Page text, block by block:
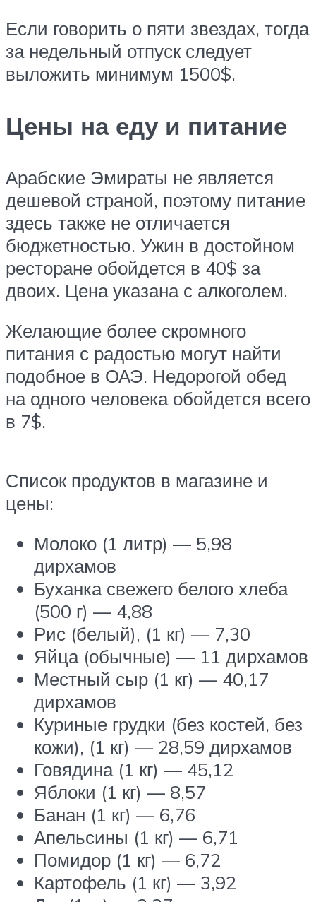
Если говорить о пяти звездах, тогда
за недельный отпуск следует
выложить минимум 1500$.
Цены на еду и питание
Арабские Эмираты не является
дешевой страной, поэтому питание
здесь также не отличается
бюджетностью. Ужин в достойном
ресторане обойдется в 40$ за
двоих. Цена указана с алкоголем.
Желающие более скромного
питания с радостью могут найти
подобное в ОАЭ. Недорогой обед
на одного человека обойдется всего
в 7$.
Список продуктов в магазине и
цены:
Молоко (1 литр) — 5,98
дирхамов
Буханка свежего белого хлеба
(500 г) — 4,88
Рис (белый), (1 кг) — 7,30
Яйца (обычные) — 11 дирхамов
Местный сыр (1 кг) — 40,17
дирхамов
Куриные грудки (без костей, без
кожи), (1 кг) — 28,59 дирхамов
Говядина (1 кг) — 45,12
Яблоки (1 кг) — 8,57
Банан (1 кг) — 6,76
Апельсины (1 кг) — 6,71
Помидор (1 кг) — 6,72
Картофель (1 кг) — 3,92